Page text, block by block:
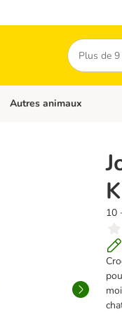
Rechercher
Dérouler les catégories: Chats
Autres animaux
10